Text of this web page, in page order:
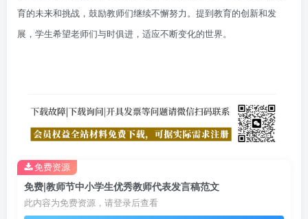
育的未来和挑战，鼓励教师们继续不懈努力。提到教育的创新和发
展，学生希望老师们与时俱进，适应不断变化的世界。
免费|教师节中小学生优秀教师代表发言稿范文
此内容为免费资源，请登录后查看
免费资源